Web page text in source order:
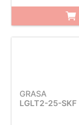
GRASA
LGLT2-25-SKF